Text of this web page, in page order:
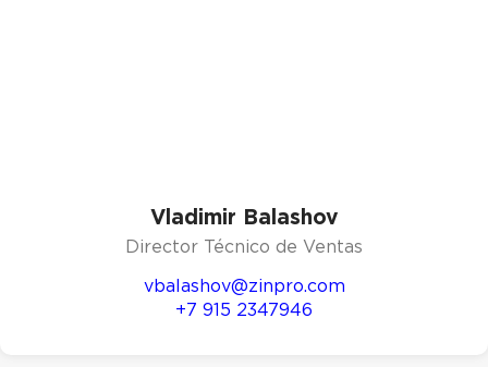
Vladimir Balashov
Director Técnico de Ventas
vbalashov@zinpro.com
+7 915 2347946